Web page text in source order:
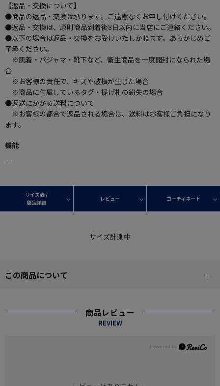
【返品・交換について】
●商品の返品・交換は承ります。ご遠慮なくお申し付けください。
●返品・交換は、原則商品到着後8日以内に当店にご連絡ください。
●以下の場合は返品・交換をお受けいたしかねます。あらかじめご
了承ください。
※肌着・パジャマ・靴下など、衛生商品を一度開封になられた場
合
※お客様の責任で、キズや破損が生じた場合
※商品に付属しているタグ・提げ札の紛失の場合
●返送にかかる送料について
※お客様の都合で返品される場合は、送料はお客様ご負担になり
ます。
機能
―
サイズ表 /
商品詳細
レビュー コーディネート
サイズ計測中
この商品について
商品レビュー
REVIEW